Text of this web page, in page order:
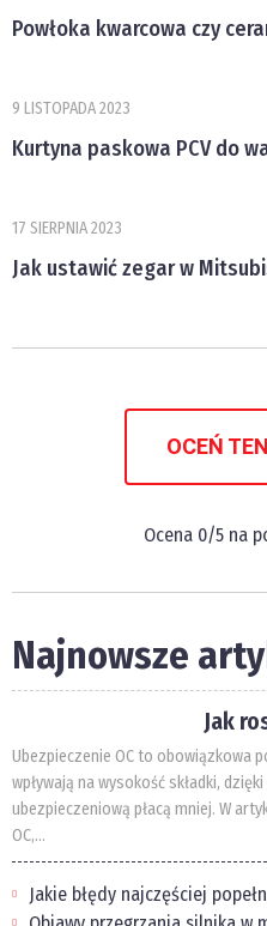
Powłoka kwarcowa czy
9 LISTOPADA 2023
Kurtyna paskowa PCV do
17 SIERPNIA 2023
Jak ustawić zegar w
OCEŃ
Ocena 0/5 na
Najnowsze
Jak
Ubezpieczenie OC to obowiązkowa
wpływają na wysokość składki,
ubezpieczeniową płacą mniej. W
OC,...
Jakie błędy najczęściej